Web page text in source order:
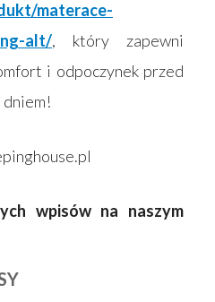
materace-
alt/, który zapewni
i odpoczynek przed
dniem!
wpisów na naszym